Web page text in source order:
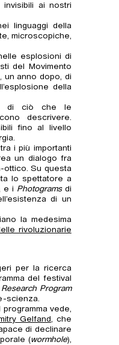
, invisibili ai nostri
linguaggi della
microscopiche,
esplosioni di
del Movimento
un anno dopo, di
della
di ciò che le
descrivere.
fino al livello
i più importanti
un dialogo fra
ottico. Su questa
lo spettatore a
e i Photogramsdi
di un
la medesima
rivoluzionarie
per la ricerca
del festival
Program
scienza.
vede,
Gelfand, che
di declinare
(wormhole),